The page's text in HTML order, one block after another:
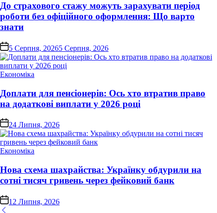
До страхового стажу можуть зарахувати період
роботи без офіційного оформлення: Що варто
знати
on 5 Серпня, 20265 Серпня, 2026
Опублікувати
Економіка
Доплати для пенсіонерів: Ось хто втратив право
на додаткові виплати у 2026 році
on 24 Липня, 2026
Опублікувати
Економіка
Нова схема шахрайства: Українку обдурили на
сотні тисяч гривень через фейковий банк
on 12 Липня, 2026